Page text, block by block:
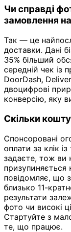
Чи справді
замовлення
Так — це
доставки. Дані
35% більший
середній чек із
DoorDash,
двоцифрові
конверсію, яку
Скільки
Спонсоровані
оплати за клік
задаєте, тож ви
повідомляє, що
близько 11-
результати
фото чи високі
Стартуйте з
те, що працює.